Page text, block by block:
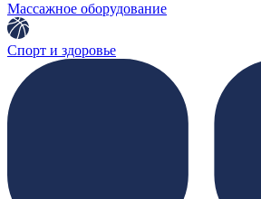
Массажное оборудование
Спорт и здоровье